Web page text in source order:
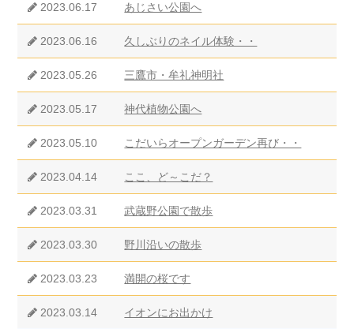
2023.06.17 あじさい公園へ
2023.06.16 久しぶりのネイル体験・・
2023.05.26 三鷹市・牟礼神明社
2023.05.17 神代植物公園へ
2023.05.10 こだいらオープンガーデン再び・・
2023.04.14 ここ、ど～こだ？
2023.03.31 武蔵野公園で散歩
2023.03.30 野川沿いの散歩
2023.03.23 満開の桜です
2023.03.14 イオンにお出かけ